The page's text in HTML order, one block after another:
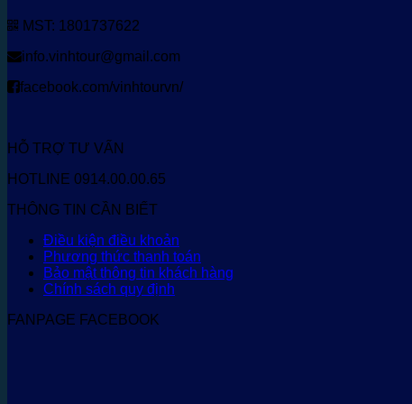
MST: 1801737622
info.vinhtour@gmail.com
facebook.com/vinhtourvn/
HỖ TRỢ TƯ VẤN
HOTLINE 0914.00.00.65
THÔNG TIN CẦN BIẾT
Điều kiện điều khoản
Phương thức thanh toán
Bảo mật thông tin khách hàng
Chính sách quy định
FANPAGE FACEBOOK